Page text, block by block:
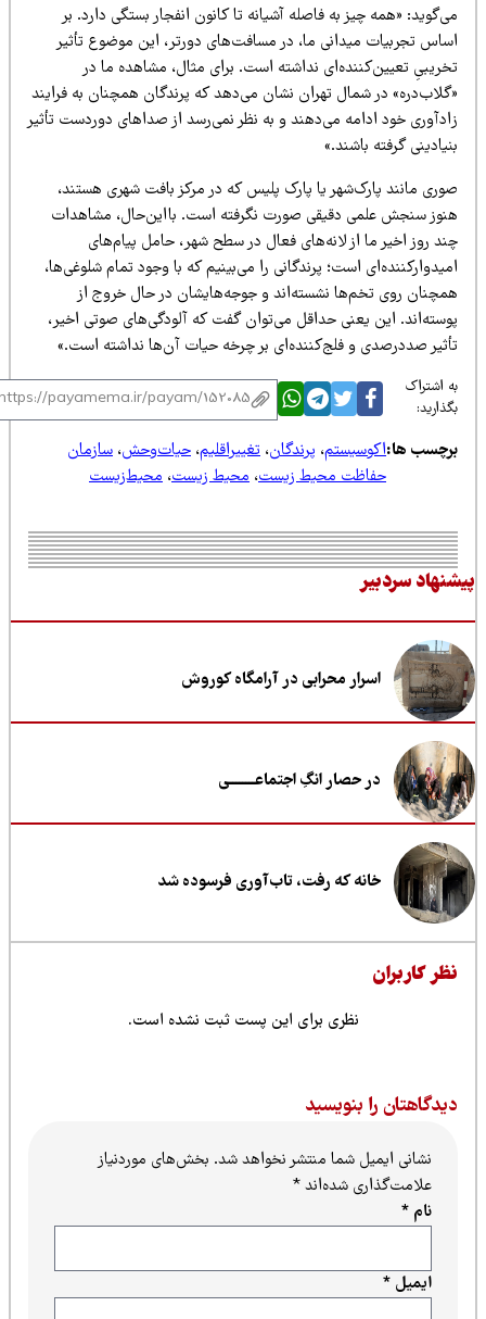
«همه چیز به فاصله آشیانه تا کانون انفجار بستگی دارد. بر
تجربیات میدانی ما، در مسافت‌های دورتر، این موضوع تأثیر
تعیین‌کننده‌ای نداشته است. برای مثال، مشاهده ما در
در شمال تهران نشان می‌دهد که پرندگان همچنان به فرایند
خود ادامه می‌دهند و به نظر نمی‌رسد از صداهای دوردست تأثیر
گرفته باشند.»
مانند پارک‌شهر یا پارک پلیس که در مرکز بافت شهری هستند،
سنجش علمی دقیقی صورت نگرفته است. بااین‌حال، مشاهدات
روز اخیر ما از لانه‌های فعال در سطح شهر، حامل پیام‌های
است؛ پرندگانی را می‌بینیم که با وجود تمام شلوغی‌ها،
روی تخم‌ها نشسته‌اند و جوجه‌هایشان در حال خروج از
این یعنی حداقل می‌توان گفت که آلودگی‌های صوتی اخیر،
صددرصدی و فلج‌کننده‌ای بر چرخه حیات آن‌ها نداشته است.»
اشتراک
ها:اکوسیستم،پرندگان،تغییراقلیم،حیات‌وحش،سازمان
حفاظت محیط زیست،محیط زیست،محیط‌زیست
سردبیر
اسرار محرابی در آرامگاه کوروش
در حصار انگِ اجتماعــــــــی
خانه که رفت، تاب‌آوری فرسوده شد
کاربران
نظری برای این پست ثبت نشده است.
را بنویسید
نشانی ایمیل شما منتشر نخواهد شد.بخش‌های موردنیاز
علامت‌گذاری شده‌اند*
ایمیل*